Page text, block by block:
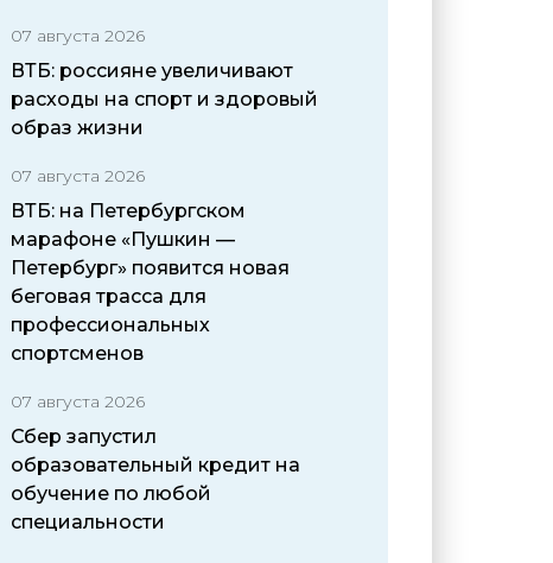
07 августа 2026
ВТБ: россияне увеличивают
расходы на спорт и здоровый
образ жизни
07 августа 2026
ВТБ: на Петербургском
марафоне «Пушкин —
Петербург» появится новая
беговая трасса для
профессиональных
спортсменов
07 августа 2026
Сбер запустил
образовательный кредит на
обучение по любой
специальности